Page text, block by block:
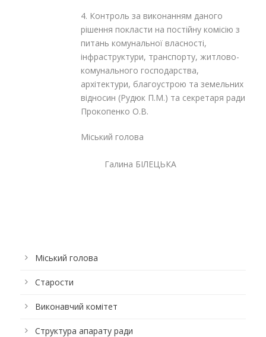
4. Контроль за виконанням даного
рішення покласти на постійну комісію з
питань комунальної власності,
інфраструктури, транспорту, житлово-
комунального господарства,
архітектури, благоустрою та земельних
відносин (Рудюк П.М.) та секретаря ради
Прокопенко О.В.
Міський голова
Галина БІЛЕЦЬКА
Міський голова
Старости
Виконавчий комітет
Структура апарату ради